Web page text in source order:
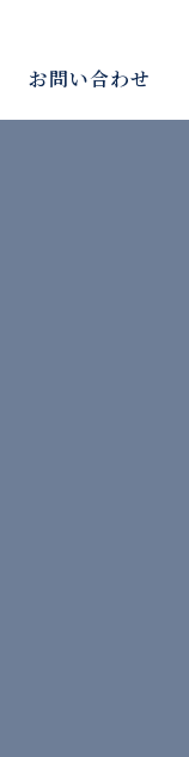
お問い合わせ